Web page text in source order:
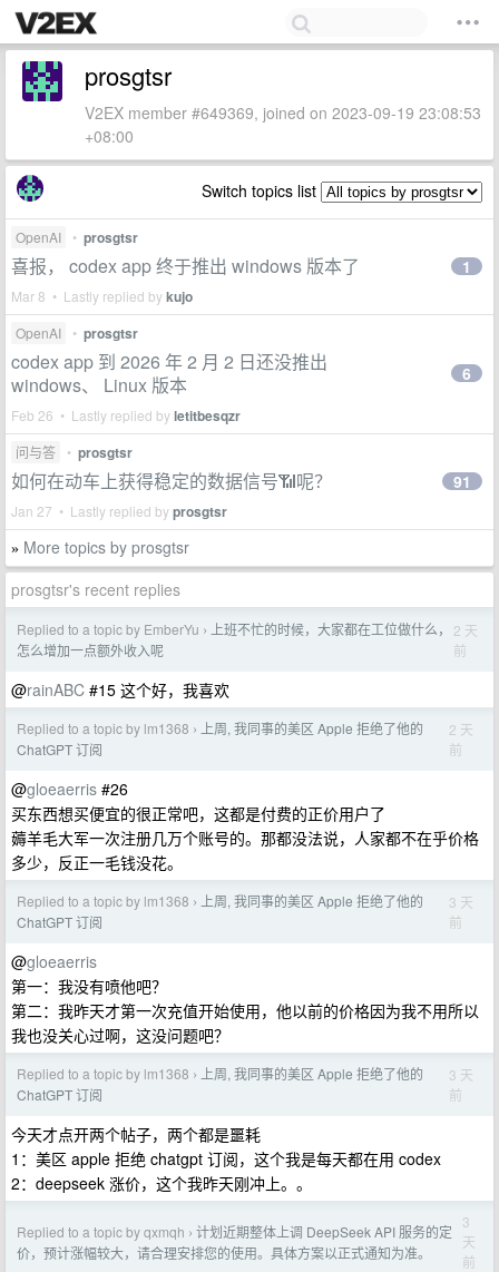
prosgtsr
V2EX member #649369, joined on 2023-09-19 23:08:53
+08:00
Switch topics list
OpenAI • prosgtsr
喜报， codex app 终于推出 windows 版本了
Mar 8 • Lastly replied bykujo
1
OpenAI • prosgtsr
codex app 到 2026 年 2 月 2 日还没推出
windows、 Linux 版本
Feb 26 • Lastly replied byletitbesqzr
6
问与答 • prosgtsr
如何在动车上获得稳定的数据信号📶呢？
Jan 27 • Lastly replied byprosgtsr
91
» More topics by prosgtsr
prosgtsr's recent replies
Replied to a topic by EmberYu ›
上班不忙的时候，大家都在工位做什么，
怎么增加一点额外收入呢
2 天
前
@rainABC #15 这个好，我喜欢
Replied to a topic by lm1368 ›
上周, 我同事的美区 Apple 拒绝了他的
ChatGPT 订阅
2 天
前
@gloeaerris #26
买东西想买便宜的很正常吧，这都是付费的正价用户了
薅羊毛大军一次注册几万个账号的。那都没法说，人家都不在乎价格
多少，反正一毛钱没花。
Replied to a topic by lm1368 ›
上周, 我同事的美区 Apple 拒绝了他的
ChatGPT 订阅
3 天
前
@gloeaerris
第一：我没有喷他吧？
第二：我昨天才第一次充值开始使用，他以前的价格因为我不用所以
我也没关心过啊，这没问题吧？
Replied to a topic by lm1368 ›
上周, 我同事的美区 Apple 拒绝了他的
ChatGPT 订阅
3 天
前
今天才点开两个帖子，两个都是噩耗
1：美区 apple 拒绝 chatgpt 订阅，这个我是每天都在用 codex
2：deepseek 涨价，这个我昨天刚冲上。。
Replied to a topic by qxmqh › 计划近期整体上调 DeepSeek API 服务的定
价，预计涨幅较大，请合理安排您的使用。具体方案以正式通知为准。
3
天
前